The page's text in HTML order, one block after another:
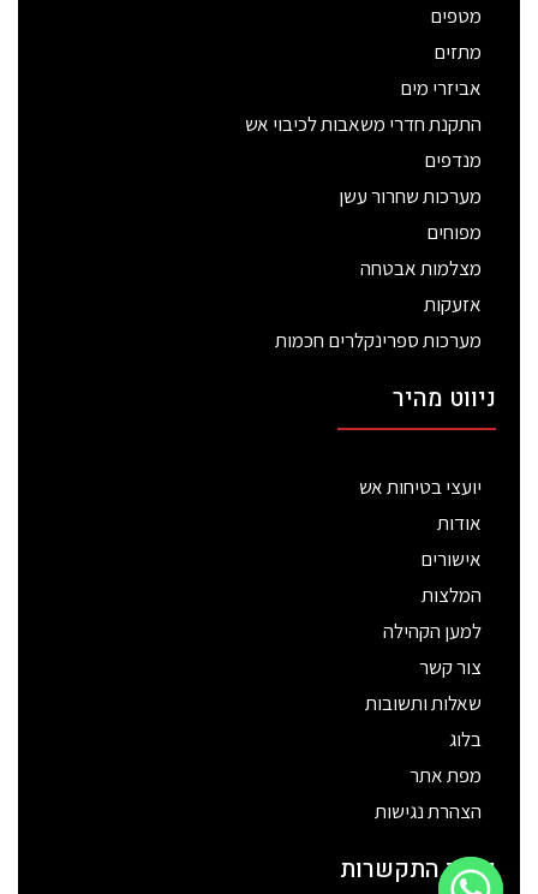
מטפים
מתזים
אביזרי מים
התקנת חדרי משאבות לכיבוי אש
מנדפים
מערכות שחרור עשן
מפוחים
מצלמות אבטחה
אזעקות
מערכות ספרינקלרים חכמות
ניווט מהיר
יועצי בטיחות אש
אודות
אישורים
המלצות
למען הקהילה
צור קשר
שאלות ותשובות
בלוג
מפת אתר
הצהרת נגישות
פרטי התקשרות